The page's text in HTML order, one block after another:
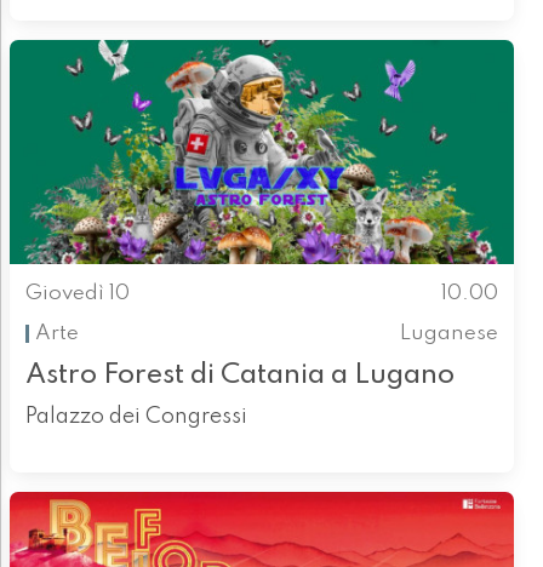
Giovedì 10
10.00
Arte
Luganese
Astro Forest di Catania a Lugano
Palazzo dei Congressi